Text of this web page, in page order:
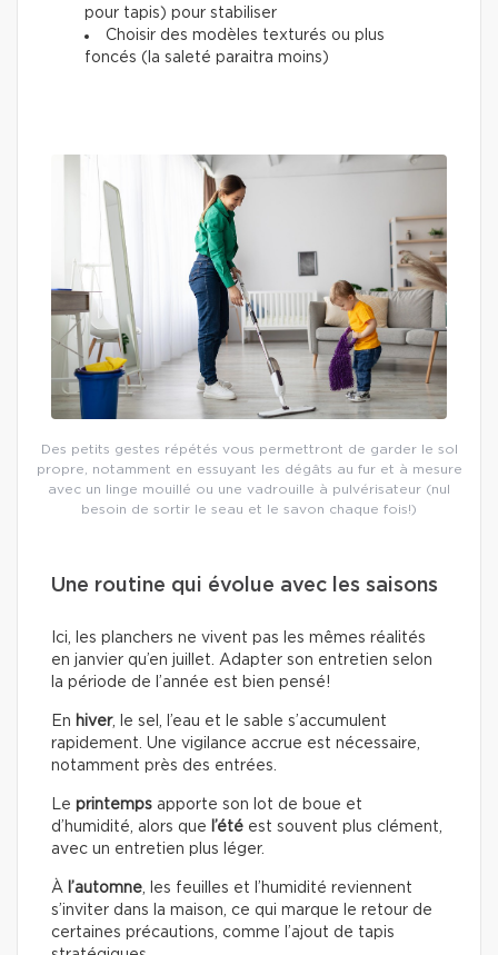
pour tapis) pour stabiliser
Choisir des modèles texturés ou plus
foncés (la saleté paraitra moins)
Des petits gestes répétés vous permettront de garder le sol
propre, notamment en essuyant les dégâts au fur et à mesure
avec un linge mouillé ou une vadrouille à pulvérisateur (nul
besoin de sortir le seau et le savon chaque fois!)
Une routine qui évolue avec les saisons
Ici, les planchers ne vivent pas les mêmes réalités
en janvier qu’en juillet. Adapter son entretien selon
la période de l’année est bien pensé!
En hiver, le sel, l’eau et le sable s’accumulent
rapidement. Une vigilance accrue est nécessaire,
notamment près des entrées.
Le printemps apporte son lot de boue et
d’humidité, alors que l’été est souvent plus clément,
avec un entretien plus léger.
À l’automne , les feuilles et l’humidité reviennent
s’inviter dans la maison, ce qui marque le retour de
certaines précautions, comme l’ajout de tapis